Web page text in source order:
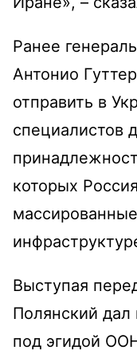
Ранее
Антонио
отправить в
специалистов
которых
Выступая
Полянский дал
под эгидой